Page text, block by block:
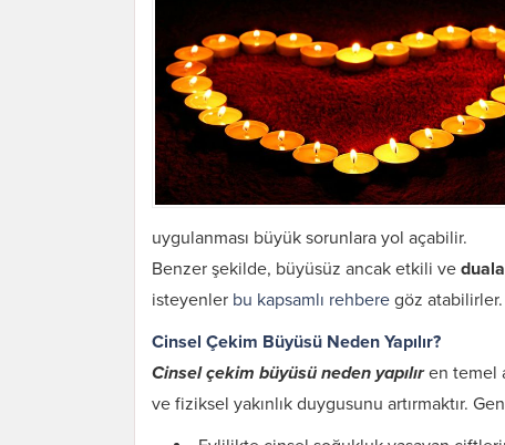
uygulanması büyük sorunlara yol açabilir.
Benzer şekilde, büyüsüz ancak etkili ve
isteyenler bu kapsamlı rehbere göz atabilirler.
Cinsel Çekim Büyüsü Neden Yapılır?
Cinsel çekim büyüsü neden yapılıren temel
ve fiziksel yakınlık duygusunu artırmaktır.